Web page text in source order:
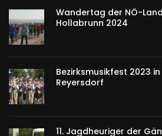
Wandertag der NÖ-
Hollabrunn 2024
Bezirksmusikfest 2023
Reyersdorf
11. Jagdheuriger der